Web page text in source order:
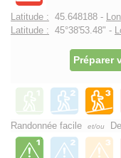
Latitude : 45.648188 -
Latitude : 45°38'53.48" -
Préparer
Randonnée facile et/ou